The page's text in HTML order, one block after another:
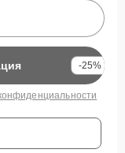
-25%